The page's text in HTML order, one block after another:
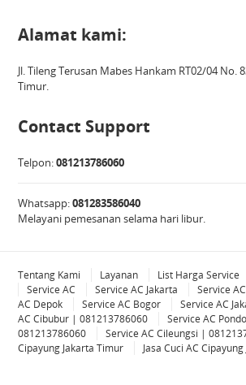
Alamat kami:
Jl. Tileng Terusan Mabes Hankam RT02/04 No.
Timur.
Contact Support
Telpon:081213786060
Whatsapp:081283586040
Melayani pemesanan selama hari libur.
Tentang Kami Layanan List Harga Service
Service AC
Service AC Jakarta Service
AC Depok
Service AC Bogor Service AC
AC Cibubur | 081213786060
Service AC
081213786060
Service AC Cileungsi |
Cipayung Jakarta Timur
Jasa Cuci AC